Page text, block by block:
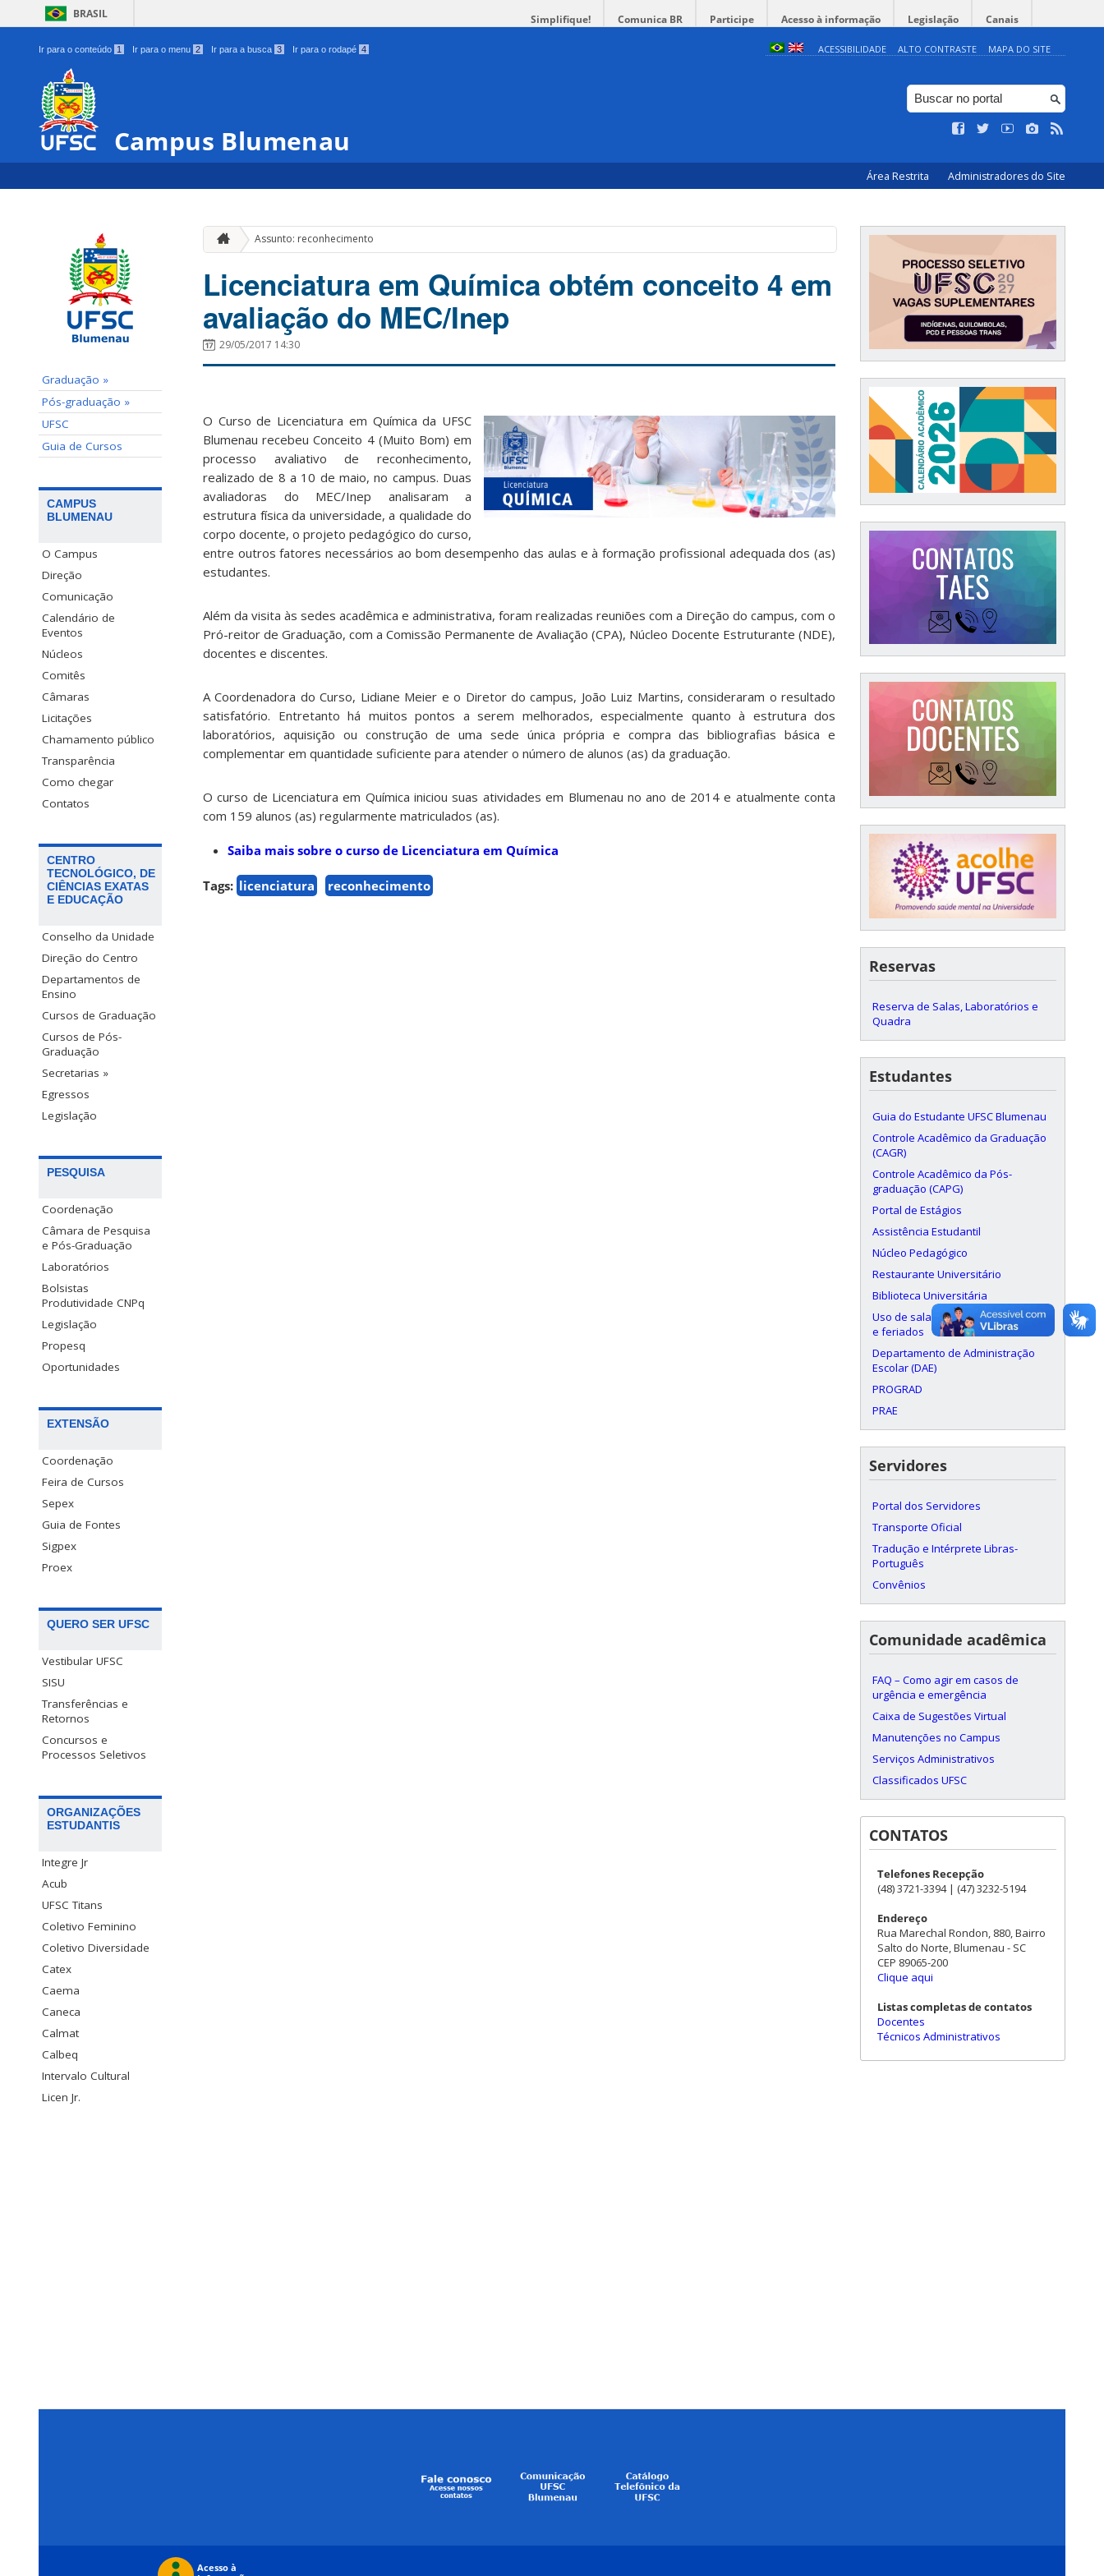
BRASIL Simplifique! Comunica BR Participe Acesso à informação Legislação Canais
Ir para o conteúdo 1 Ir para o menu 2 Ir para a busca 3 Ir para o rodapé 4 ACESSIBILIDADE ALTO CONTRASTE MAPA DO SITE
Campus Blumenau
Área Restrita Administradores do Site
Graduação »
Pós-graduação »
UFSC
Guia de Cursos
CAMPUS
BLUMENAU
O Campus
Direção
Comunicação
Calendário de
Eventos
Núcleos
Comitês
Câmaras
Licitações
Chamamento público
Transparência
Como chegar
Contatos
CENTRO
TECNOLÓGICO, DE
CIÊNCIAS EXATAS
E EDUCAÇÃO
Conselho da Unidade
Direção do Centro
Departamentos de
Ensino
Cursos de Graduação
Cursos de Pós-
Graduação
Secretarias »
Egressos
Legislação
PESQUISA
Coordenação
Câmara de Pesquisa
e Pós-Graduação
Laboratórios
Bolsistas
Produtividade CNPq
Legislação
Propesq
Oportunidades
EXTENSÃO
Coordenação
Feira de Cursos
Sepex
Guia de Fontes
Sigpex
Proex
QUERO SER UFSC
Vestibular UFSC
SISU
Transferências e
Retornos
Concursos e
Processos Seletivos
ORGANIZAÇÕES
ESTUDANTIS
Integre Jr
Acub
UFSC Titans
Coletivo Feminino
Coletivo Diversidade
Catex
Caema
Caneca
Calmat
Calbeq
Intervalo Cultural
Licen Jr.
Assunto: reconhecimento
Licenciatura em Química obtém conceito 4 em
avaliação do MEC/Inep
29/05/2017 14:30
O Curso de Licenciatura em Química da UFSC
Blumenau recebeu Conceito 4 (Muito Bom) em
processo avaliativo de reconhecimento,
realizado de 8 a 10 de maio, no campus. Duas
avaliadoras do MEC/Inep analisaram a
estrutura física da universidade, a qualidade do
corpo docente, o projeto pedagógico do curso,
entre outros fatores necessários ao bom desempenho das aulas e à formação profissional adequada dos (as)
estudantes.
Além da visita às sedes acadêmica e administrativa, foram realizadas reuniões com a Direção do campus, com o
Pró-reitor de Graduação, com a Comissão Permanente de Avaliação (CPA), Núcleo Docente Estruturante (NDE),
docentes e discentes.
A Coordenadora do Curso, Lidiane Meier e o Diretor do campus, João Luiz Martins, consideraram o resultado
satisfatório. Entretanto há muitos pontos a serem melhorados, especialmente quanto à estrutura dos
laboratórios, aquisição ou construção de uma sede única própria e compra das bibliografias básica e
complementar em quantidade suficiente para atender o número de alunos (as) da graduação.
O curso de Licenciatura em Química iniciou suas atividades em Blumenau no ano de 2014 e atualmente conta
com 159 alunos (as) regularmente matriculados (as).
Saiba mais sobre o curso de Licenciatura em Química
Tags: licenciatura reconhecimento
Reservas
Reserva de Salas, Laboratórios e
Quadra
Estudantes
Guia do Estudante UFSC Blumenau
Controle Acadêmico da Graduação
(CAGR)
Controle Acadêmico da Pós-
graduação (CAPG)
Portal de Estágios
Assistência Estudantil
Núcleo Pedagógico
Restaurante Universitário
Biblioteca Universitária
Uso de salas aos finais de semana
e feriados
Departamento de Administração
Escolar (DAE)
PROGRAD
PRAE
Servidores
Portal dos Servidores
Transporte Oficial
Tradução e Intérprete Libras-
Português
Convênios
Comunidade acadêmica
FAQ – Como agir em casos de
urgência e emergência
Caixa de Sugestões Virtual
Manutenções no Campus
Serviços Administrativos
Classificados UFSC
CONTATOS
Telefones Recepção
(48) 3721-3394 | (47) 3232-5194
Endereço
Rua Marechal Rondon, 880, Bairro
Salto do Norte, Blumenau - SC
CEP 89065-200
Clique aqui
Listas completas de contatos
Docentes
Técnicos Administrativos